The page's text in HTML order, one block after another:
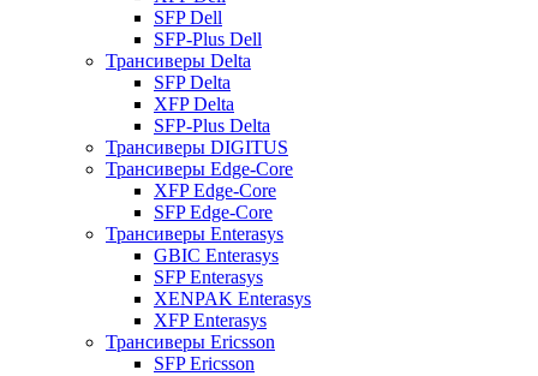
SFP Dell
SFP-Plus Dell
Трансиверы Delta
SFP Delta
XFP Delta
SFP-Plus Delta
Трансиверы DIGITUS
Трансиверы Edge-Core
XFP Edge-Core
SFP Edge-Core
Трансиверы Enterasys
GBIC Enterasys
SFP Enterasys
XENPAK Enterasys
XFP Enterasys
Трансиверы Ericsson
SFP Ericsson